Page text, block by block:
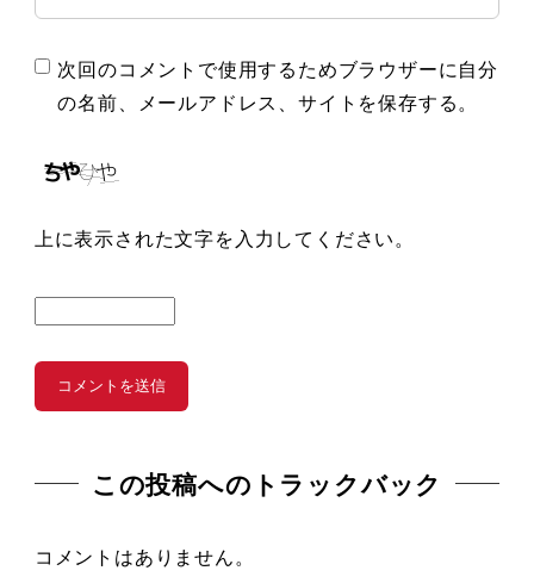
次回のコメントで使用するためブラウザーに自分
の名前、メールアドレス、サイトを保存する。
上に表示された文字を入力してください。
この投稿へのトラックバック
コメントはありません。